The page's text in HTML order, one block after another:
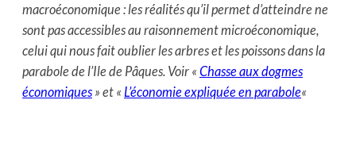
macroéconomique : les réalités qu’il permet d’atteindre ne
sont pas accessibles au raisonnement microéconomique,
celui qui nous fait oublier les arbres et les poissons dans la
parabole de l’Ile de Pâques. Voir « Chasse aux dogmes
économiques » et « L’économie expliquée en parabole«